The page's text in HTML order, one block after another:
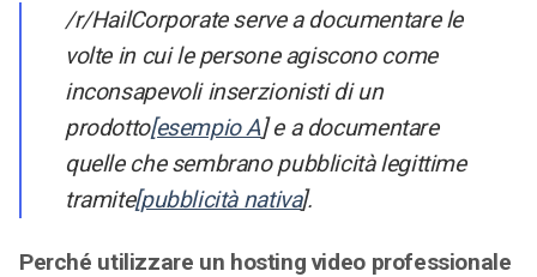
/r/HailCorporate serve a documentare le
volte in cui le persone agiscono come
inconsapevoli inserzionisti di un
prodotto[esempio A] e a documentare
quelle che sembrano pubblicità legittime
tramite[pubblicità nativa].
Perché utilizzare un hosting video professionale